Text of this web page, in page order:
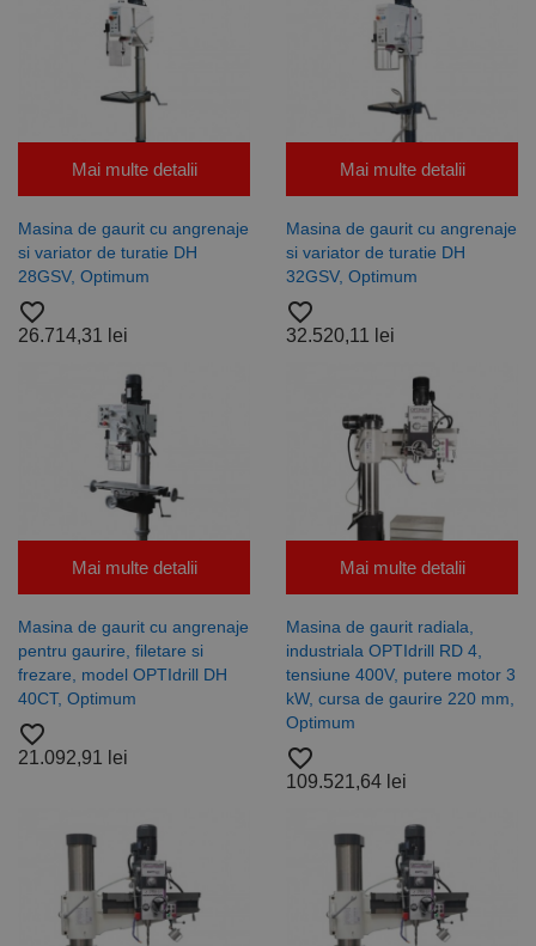
Mai multe detalii
Masina de gaurit cu angrenaje
si variator de turatie DH
28GSV, Optimum
favorite_border
26.714,31 lei
Mai multe detalii
Masina de gaurit cu angrenaje
si variator de turatie DH
32GSV, Optimum
favorite_border
32.520,11 lei
Mai multe detalii
Masina de gaurit cu angrenaje
pentru gaurire, filetare si
frezare, model OPTIdrill DH
40CT, Optimum
favorite_border
21.092,91 lei
Mai multe detalii
Masina de gaurit radiala,
industriala OPTIdrill RD 4,
tensiune 400V, putere motor 3
kW, cursa de gaurire 220 mm,
Optimum
favorite_border
109.521,64 lei
campanii
pentru
rapoartele
de analiză a
site-urilor.
_ga_DLLLWQBGGX
2 ani
Acest cookie
este folosit
de Google
Analytics
pentru a
persista
sesiunii.